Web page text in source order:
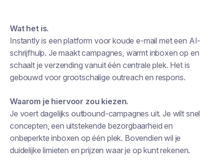
Wat het is.
Instantly is een platform voor koude e-mail met een AI-
schrijfhulp. Je maakt campagnes, warmt inboxen op en
schaalt je verzending vanuit één centrale plek. Het is
gebouwd voor grootschalige outreach en respons.
Waarom je hiervoor zou kiezen.
Je voert dagelijks outbound-campagnes uit. Je wilt snel
concepten, een uitstekende bezorgbaarheid en
onbeperkte inboxen op één plek. Bovendien wil je
duidelijke limieten en prijzen waar je op kunt rekenen.